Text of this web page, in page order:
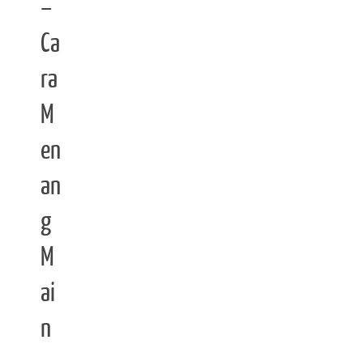
–
Ca
ra
M
en
an
g
M
ai
n